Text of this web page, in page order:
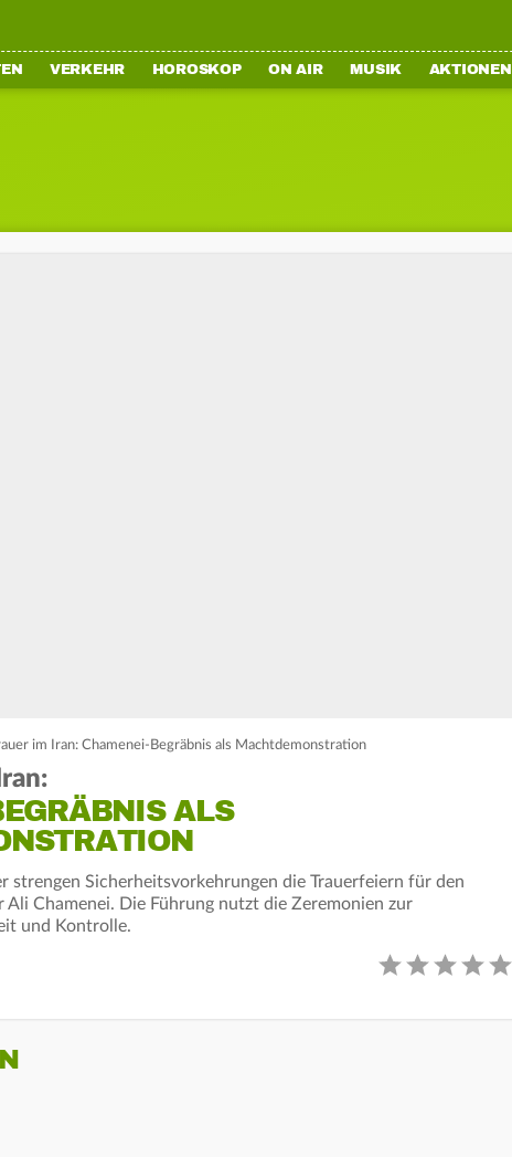
VERKEHR HOROSKOP ON AIR MUSIK AKTIONEN
im Iran: Chamenei-Begräbnis als Machtdemonstration
ALS
strengen Sicherheitsvorkehrungen die Trauerfeiern für den
Ali Chamenei. Die Führung nutzt die Zeremonien zur
und Kontrolle.